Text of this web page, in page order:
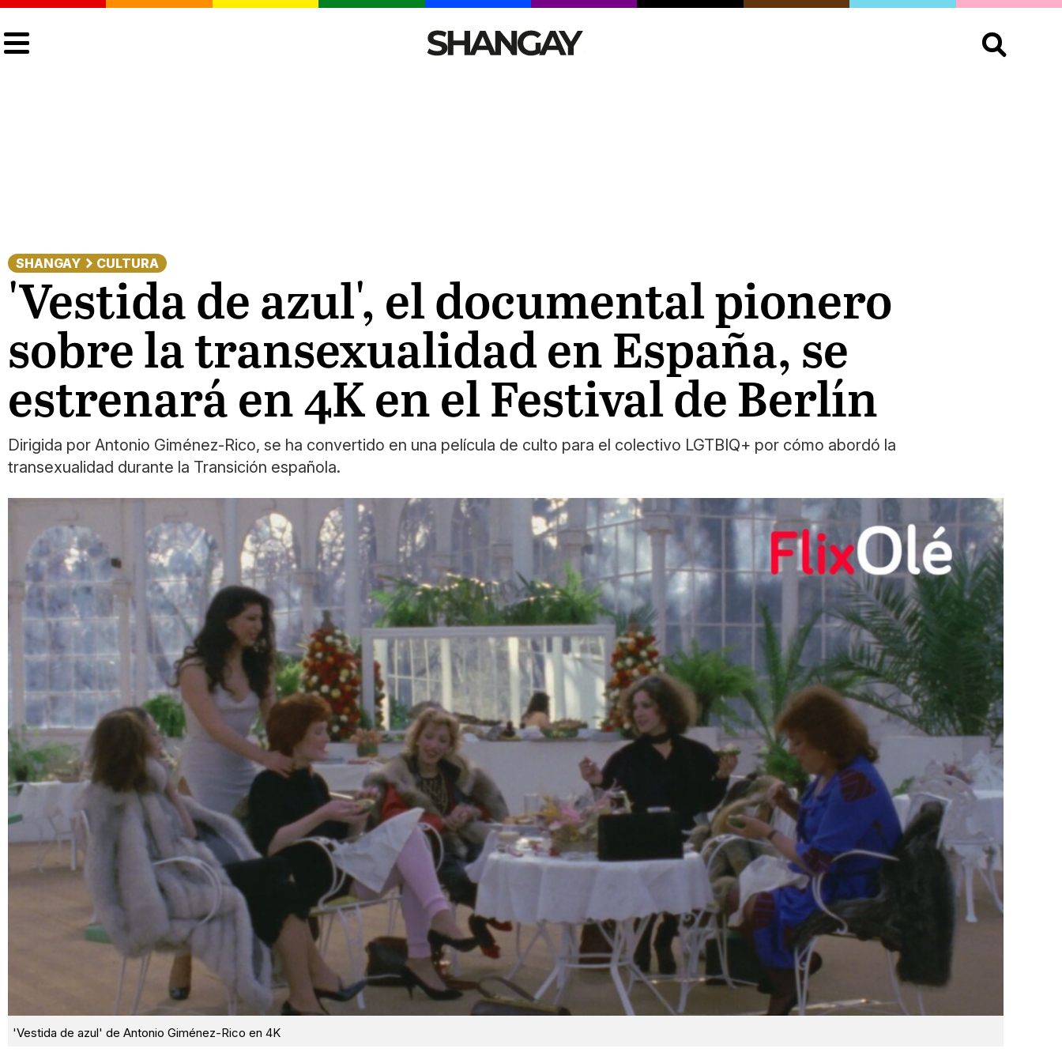
Buscar:
SHANGAY CULTURA
'Vestida de azul', el documental pionero
sobre la transexualidad en España, se
estrenará en 4K en el Festival de Berlín
Dirigida por Antonio Giménez-Rico, se ha convertido en una película de culto para el colectivo LGTBIQ+ por cómo abordó la
transexualidad durante la Transición española.
'Vestida de azul' de Antonio Giménez-Rico en 4K